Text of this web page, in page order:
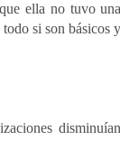
ella no tuvo una
si son básicos y
disminuían